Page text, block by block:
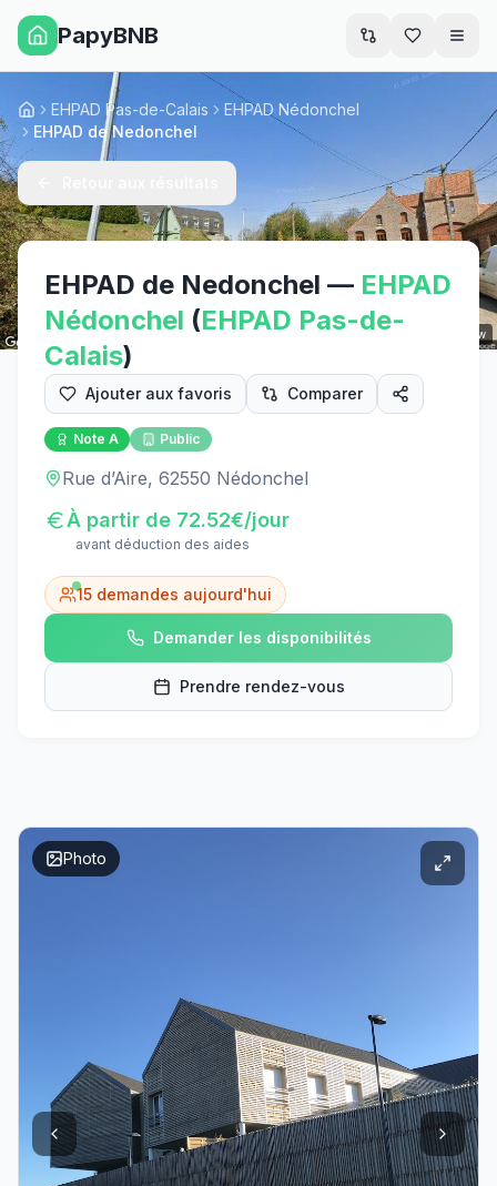
PapyBNB
Street View
AccueilEHPAD Pas-de-Calais
EHPAD Nédonchel
EHPAD de Nedonchel
EHPAD de Nedonchel — EHPAD
Nédonchel (EHPAD Pas-de-
Calais)
Ajouter aux favoris Comparer
Note A Public
Rue d’Aire, 62550 Nédonchel
À partir de 72.52€/jour
avant déduction des aides
15 demandes aujourd'hui
Demander les disponibilités
Prendre rendez-vous
Photo